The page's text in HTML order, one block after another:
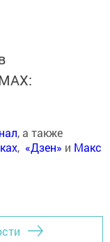
, а также
, «Дзен» и Макс